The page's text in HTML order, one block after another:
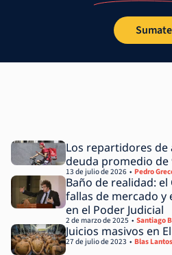
Sumate
Los repartidores de
deuda promedio de
Pedro
13 de julio de 2026
Baño de realidad:
fallas de mercado
en el Poder Judicial
Santiago
2 de marzo de 2025
Juicios masivos en
Blas Lantos
27 de julio de 2023